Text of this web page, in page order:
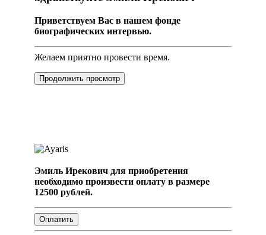
Приветствуем Вас в нашем фонде
биографических интервью.
Желаем приятно провести время.
Продолжить просмотр
Эмиль Ирекович для приобретения
необходимо произвести оплату в размере
12500 рублей.